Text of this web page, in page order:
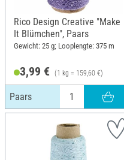
Rico Design Creative "Make
It Blümchen", Paars
Gewicht: 25 g; Looplengte: 375 m
3,99 € (1 kg = 159,60 €)
Paars